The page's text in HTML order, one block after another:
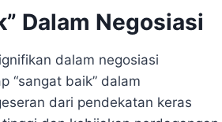
Dalam Negosiasi
dalam negosiasi
“sangat baik” dalam
dari pendekatan keras